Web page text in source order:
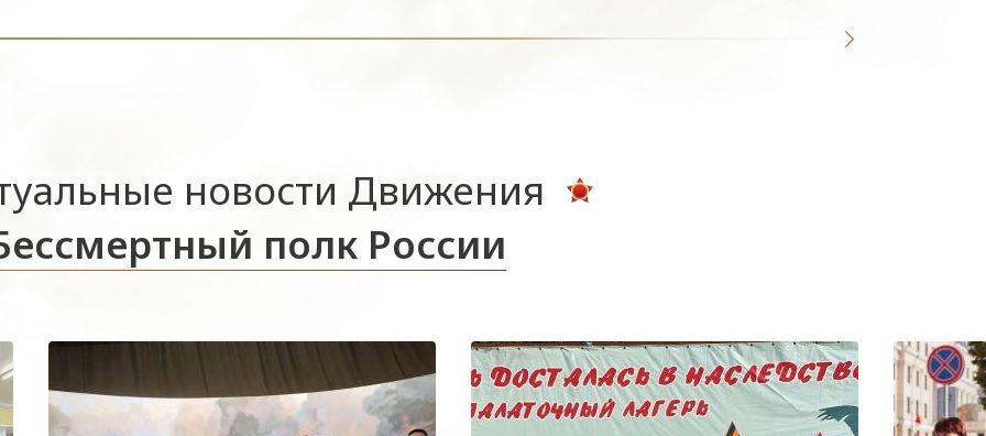
новости Движения
полк России